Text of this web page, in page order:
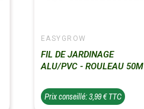
EASYGROW
FIL DE JARDINAGE
ALU/PVC - ROULEAU 50M
Prix conseillé: 3,99 € TTC